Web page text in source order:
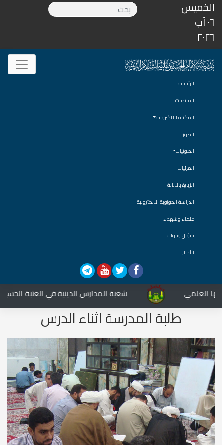
الخميس
٠٦ آب
٢٠٢٦
الرئيسية
المنتديات
المكتبة الالكترونية
الصور
الصوتيات
المرئيات
الزيارة بالانابة
الدراسة الحوزوية الالكترونية
علماء وشهداء
سؤال وجواب
الأخبار
العلمي شعبة المدارس الدينية في العتبة
طلبة المدرسة اثناء الدرس